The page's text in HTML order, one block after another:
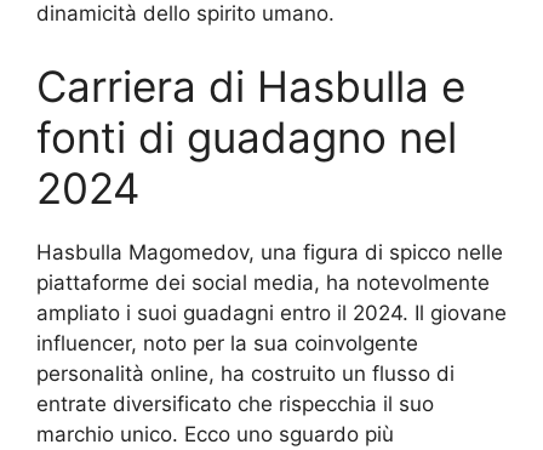
dinamicità dello spirito umano.
Carriera di Hasbulla e
fonti di guadagno nel
2024
Hasbulla Magomedov, una figura di spicco nelle
piattaforme dei social media, ha notevolmente
ampliato i suoi guadagni entro il 2024. Il giovane
influencer, noto per la sua coinvolgente
personalità online, ha costruito un flusso di
entrate diversificato che rispecchia il suo
marchio unico. Ecco uno sguardo più